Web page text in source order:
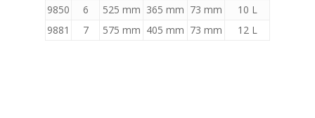
9850
6 525 mm 365 mm 73 mm
10 L
9881
7 575 mm 405 mm 73 mm 12 L